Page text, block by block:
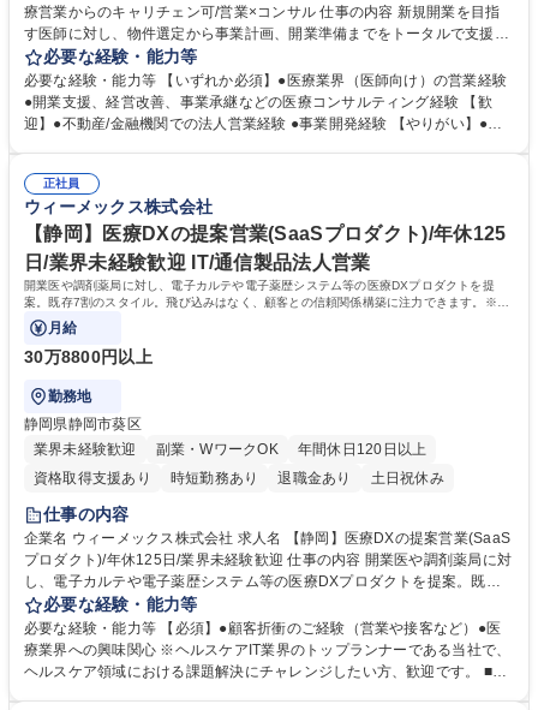
療営業からのキャリチェン可/営業×コンサル 仕事の内容 新規開業を目指
す医師に対し、物件選定から事業計画、開業準備までをトータルで支援。
不動産会社や金融機関などのネットワークを活用した案件創出を担当しま
す。不動産/医療/金融のトータルスキルが身につきます。 (1)開業支援業
務…●医師への開業コンサルティング（開業意向ヒアリング、診療方針・
診療科に応じた立地戦略立案）●必要に応じた各種業者（建設/内装/医療機
情報収集アライアンス構築（紹介スキームの構築）●電子カルテ導入検討
情報の収集（新規開業医・他社利用先） 募集職種 【目黒】医師向け開業
支援担当/医療営業からのキャリチェン可/営業×コンサル
必要な経験・能力等
必要な経験・能力等 【いずれか必須】●医療業界（医師向け）の営業経験
●開業支援、経営改善、事業承継などの医療コンサルティング経験 【歓
迎】●不動産/金融機関での法人営業経験 ●事業開発経験 【やりがい】●営
師の人生に関わる大きな意思決定を支援できる●「営業＋コンサル」の複
合スキルが身につく●不動産・医療・金融といった複数業界の知見が得ら
れる●案件創出から成約まで一気通貫で関われる 学歴・資格 学歴：大学院
大学 高専 短大 専修学校 高校 語学力： 資格：
正社員
ウィーメックス株式会社
【静岡】医療DXの提案営業(SaaSプロダクト)/年休125
日/業界未経験歓迎 IT/通信製品法人営業
開業医や調剤薬局に対し、電子カルテや電子薬歴システム等の医療DXプロダクトを提
案。既存7割のスタイル。飛び込みはなく、顧客との信頼関係構築に注力できます。※コ
ミュニケーションスキル重視です。
月給
30万8800円以上
勤務地
静岡県静岡市葵区
業界未経験歓迎
副業・WワークOK
年間休日120日以上
資格取得支援あり
時短勤務あり 退職金あり 土日祝休み
仕事の内容
企業名 ウィーメックス株式会社 求人名 【静岡】医療DXの提案営業(SaaS
プロダクト)/年休125日/業界未経験歓迎 仕事の内容 開業医や調剤薬局に対
し、電子カルテや電子薬歴システム等の医療DXプロダクトを提案。既存7
割のスタイル。飛び込みはなく、顧客との信頼関係構築に注力できます。
※コミュニケーションスキル重視です。 ●クリニック・調剤薬局へ課題を
ヒアリングし、ご提案から導入までを担当。※アフターフォローは別担当
者が対応。 【サービス商材】電子カルテ、医事コンピューター、診察券発
必要な経験・能力等
必要な経験・能力等 【必須】●顧客折衝のご経験（営業や接客など）●医
療業界への興味関心 ※ヘルスケアIT業界のトップランナーである当社で、
ヘルスケア領域における課題解決にチャレンジしたい方、歓迎です。 ■や